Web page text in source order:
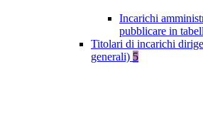
Incarichi
pubblicare in
Titolari di incarichi
generali) 5